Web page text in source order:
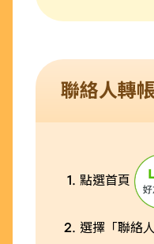
聯絡人轉帳
點選首頁
選擇「聯絡